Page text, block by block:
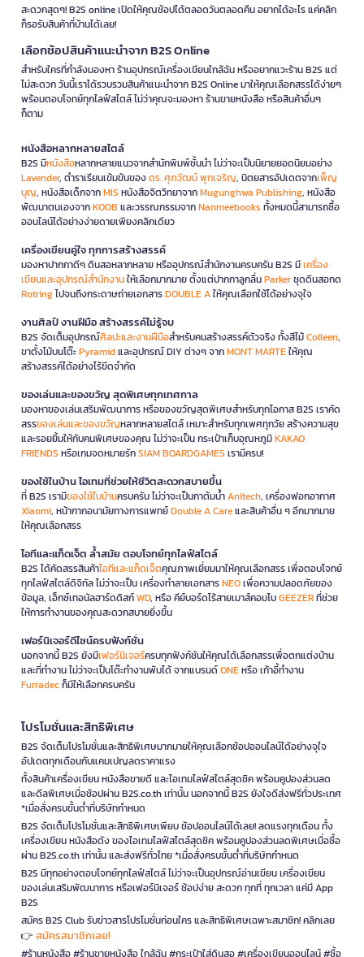
สะดวกสุดๆ! B2S online เปิดให้คุณช้อปได้ตลอดวันตลอดคืน อยากได้อะไร แค่คลิก
ก็รอรับสินค้าที่บ้านได้เลย!
เลือกช้อปสินค้าแนะนำจาก B2S Online
สำหรับใครที่กำลังมองหา ร้านอุปกรณ์เครื่องเขียนใกล้ฉัน หรืออยากแวะร้าน B2S แต่
ไม่สะดวก วันนี้เราได้รวบรวมสินค้าแนะนำจาก B2S Online มาให้คุณเลือกสรรได้ง่ายๆ
พร้อมตอบโจทย์ทุกไลฟ์สไตล์ ไม่ว่าคุณจะมองหา ร้านขายหนังสือ หรือสินค้าอื่นๆ
ก็ตาม
หนังสือหลากหลายสไตล์
B2S มีหนังสือหลากหลายแนวจากสำนักพิมพ์ชั้นนำ ไม่ว่าจะเป็นนิยายยอดนิยมอย่าง
Lavender, ตำราเรียนเข้มข้นของดร. ศุภวัฒน์ พุกเจริญ, นิตยสารอัปเดตจากเพ็ญ
บุญ, หนังสือเด็กจากMIS หนังสือจิตวิทยาจากMugunghwa Publishing, หนังสือ
พัฒนาตนเองจากKOOB และวรรณกรรมจากNanmeebooks ทั้งหมดนี้สามารถซื้อ
ออนไลน์ได้อย่างง่ายดายเพียงคลิกเดียว
เครื่องเขียนคู่ใจ ทุกการสร้างสรรค์
มองหาปากกาดีๆ ดินสอหลากหลาย หรืออุปกรณ์สำนักงานครบครัน B2S มีเครื่อง
เขียนและอุปกรณ์สำนักงานให้เลือกมากมาย ตั้งแต่ปากกาลูกลื่นParkerชุดดินสอกด
Rotringไปจนถึงกระดาษถ่ายเอกสารDOUBLE Aให้คุณเลือกใช้ได้อย่างจุใจ
งานศิลป์ งานฝีมือ สร้างสรรค์ไม่รู้จบ
B2S จัดเต็มอุปกรณ์ศิลปะและงานฝีมือสำหรับคนสร้างสรรค์ตัวจริง ทั้งสีไม้Colleen,
ขาตั้งไม้บนโต๊ะPyramidและอุปกรณ์ DIY ต่างๆ จากMONT MARTEให้คุณ
สร้างสรรค์ได้อย่างไร้ขีดจำกัด
ของเล่นและของขวัญ สุดพิเศษทุกเทศกาล
มองหาของเล่นเสริมพัฒนาการ หรือของขวัญสุดพิเศษสำหรับทุกโอกาส B2S เราคัด
สรรของเล่นและของขวัญหลากหลายสไตล์ เหมาะสำหรับทุกเพศทุกวัย สร้างความสุข
และรอยยิ้มให้กับคนพิเศษของคุณ ไม่ว่าจะเป็น กระเป๋าเก็บอุณหภูมิKAKAO
FRIENDS หรือเกมจดหมายรักSIAM BOARDGAMES เรามีครบ!
ของใช้ในบ้าน ไอเทมที่ช่วยให้ชีวิตสะดวกสบายขึ้น
ที่ B2S เรามีของใช้ในบ้านครบครัน ไม่ว่าจะเป็นกาต้มน้ำAnitech, เครื่องฟอกอากาศ
Xiaomi, หน้ากากอนามัยทางการแพทย์Double A Careและสินค้าอื่น ๆ อีกมากมาย
ให้คุณเลือกสรร
ไอทีและแก็ดเจ็ต ล้ำสมัย ตอบโจทย์ทุกไลฟ์สไตล์
B2S ได้คัดสรรสินค้าไอทีและแก็ดเจ็ตคุณภาพเยี่ยมมาให้คุณเลือกสรร เพื่อตอบโจทย์
ทุกไลฟ์สไตล์ดิจิทัล ไม่ว่าจะเป็น เครื่องทำลายเอกสารNEOเพื่อความปลอดภัยของ
ข้อมูล, เอ็กซ์เทอนัลฮาร์ดดิสก์WD, หรือ คีย์บอร์ดไร้สายเมาส์คอมโบGEEZERที่ช่วย
ให้การทำงานของคุณสะดวกสบายยิ่งขึ้น
เฟอร์นิเจอร์ดีไซน์ครบฟังก์ชั่น
นอกจากนี้ B2S ยังมีเฟอร์นิเจอร์ครบทุกฟังก์ชันให้คุณได้เลือกสรรเพื่อตกแต่งบ้าน
และที่ทำงาน ไม่ว่าจะเป็นโต๊ะทำงานพับได้ จากแบรนด์ONEหรือ เก้าอี้ทำงาน
Furradecก็มีให้เลือกครบครัน
โปรโมชั่นและสิทธิพิเศษ
B2S จัดเต็มโปรโมชั่นและสิทธิพิเศษมากมายให้คุณเลือกช้อปออนไลน์ได้อย่างจุใจ
อัปเดตทุกเดือนกับแคมเปญลดราคาแรง
ทั้งสินค้าเครื่องเขียน หนังสือขายดี และไอเทมไลฟ์สไตล์สุดชิค พร้อมคูปองส่วนลด
และดีลพิเศษเมื่อช้อปผ่าน B2S.co.th เท่านั้น นอกจากนี้ B2S ยังใจดีส่งฟรีทั่วประเทศ
*เมื่อสั่งครบขั้นต่ำที่บริษัทกำหนด
B2S จัดเต็มโปรโมชั่นและสิทธิพิเศษเพียบ ช้อปออนไลน์ได้เลย! ลดแรงทุกเดือน ทั้ง
เครื่องเขียน หนังสือดัง ของไอเทมไลฟ์สไตล์สุดชิค พร้อมคูปองส่วนลดพิเศษเมื่อซื้อ
ผ่าน B2S.co.th เท่านั้น และส่งฟรีทั่วไทย *เมื่อสั่งครบขั้นต่ำที่บริษัทกำหนด
B2S มีทุกอย่างตอบโจทย์ทุกไลฟ์สไตล์ ไม่ว่าจะเป็นอุปกรณ์อ่านเขียน เครื่องเขียน
ของเล่นเสริมพัฒนาการ หรือเฟอร์นิเจอร์ ช้อปง่าย สะดวก ทุกที่ ทุกเวลา แค่มี App
B2S
สมัคร B2S Club รับข่าวสารโปรโมชั่นก่อนใคร และสิทธิพิเศษเฉพาะสมาชิก! คลิกเลย
👉 สมัครสมาชิกเลย!
#ร้านหนังสือ #ร้านขายหนังสือ ใกล้ฉัน #กระเป๋าใส่ดินสอ #เครื่องเขียนออนไลน์ #ซื้อ